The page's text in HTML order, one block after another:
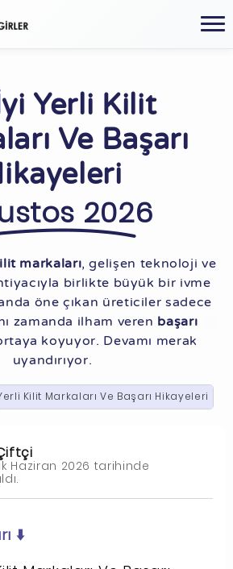
Yerli Kilit
Ve Başarı
2026
markaları, gelişen teknoloji ve
birlikte büyük bir ivme
öne çıkan üreticiler sadece
zamanda ilham veren başarı
koyuyor. Devamı merak
uyandırıyor.
Kilit Markaları Ve Başarı Hikayeleri
Haziran 2026 tarihinde
⬇️